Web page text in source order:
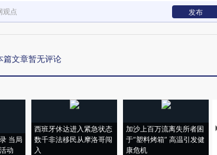
观点 发布
篇文章暂无评论
当局
动
西班牙休达进入紧急状态
数千非法移民从摩洛哥闯
入
加沙上百万流离失所者困
于“塑料烤箱” 高温引发健
康危机